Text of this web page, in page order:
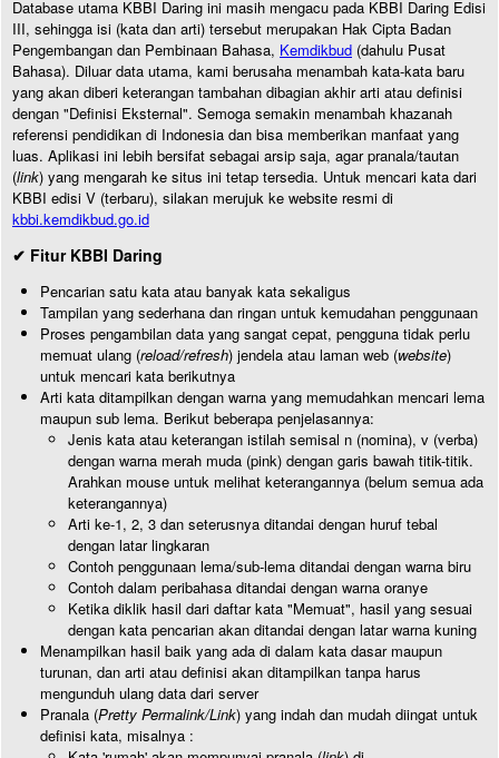
Database utama KBBI Daring ini masih mengacu pada KBBI Daring Edisi
III, sehingga isi (kata dan arti) tersebut merupakan Hak Cipta Badan
Pengembangan dan Pembinaan Bahasa, Kemdikbud (dahulu Pusat
Bahasa). Diluar data utama, kami berusaha menambah kata-kata baru
yang akan diberi keterangan tambahan dibagian akhir arti atau definisi
dengan "Definisi Eksternal". Semoga semakin menambah khazanah
referensi pendidikan di Indonesia dan bisa memberikan manfaat yang
luas. Aplikasi ini lebih bersifat sebagai arsip saja, agar pranala/tautan
(link) yang mengarah ke situs ini tetap tersedia. Untuk mencari kata dari
KBBI edisi V (terbaru), silakan merujuk ke website resmi di
kbbi.kemdikbud.go.id
✔ Fitur KBBI Daring
Pencarian satu kata atau banyak kata sekaligus
Tampilan yang sederhana dan ringan untuk kemudahan penggunaan
Proses pengambilan data yang sangat cepat, pengguna tidak perlu
memuat ulang (reload/refresh) jendela atau laman web (website)
untuk mencari kata berikutnya
Arti kata ditampilkan dengan warna yang memudahkan mencari lema
maupun sub lema. Berikut beberapa penjelasannya:
Jenis kata atau keterangan istilah semisal n (nomina), v (verba)
dengan warna merah muda (pink) dengan garis bawah titik-titik.
Arahkan mouse untuk melihat keterangannya (belum semua ada
keterangannya)
Arti ke-1, 2, 3 dan seterusnya ditandai dengan huruf tebal
dengan latar lingkaran
Contoh penggunaan lema/sub-lema ditandai dengan warna biru
Contoh dalam peribahasa ditandai dengan warna oranye
Ketika diklik hasil dari daftar kata "Memuat", hasil yang sesuai
dengan kata pencarian akan ditandai dengan latar warna kuning
Menampilkan hasil baik yang ada di dalam kata dasar maupun
turunan, dan arti atau definisi akan ditampilkan tanpa harus
mengunduh ulang data dari server
Pranala (Pretty Permalink/Link) yang indah dan mudah diingat untuk
definisi kata, misalnya :